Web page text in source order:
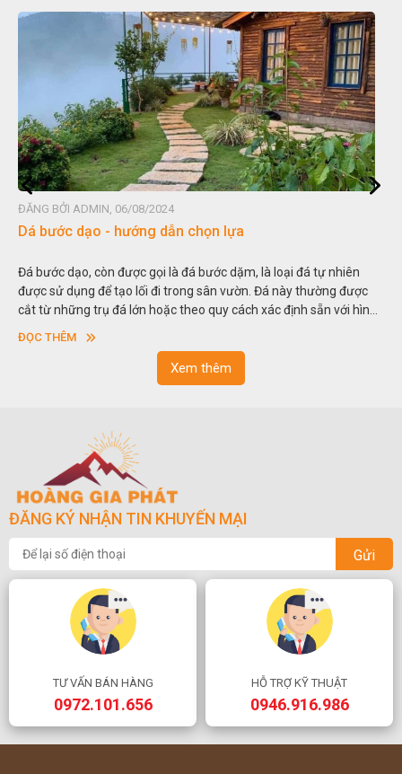
ĐĂNG BỞI ADMIN, 06/08/2024
Dá bước dạo - hướng dẫn chọn lựa
Đá bước dạo, còn được gọi là đá bước dặm, là loại đá tự nhiên
được sử dụng để tạo lối đi trong sân vườn. Đá này thường được
cắt từ những trụ đá lớn hoặc theo quy cách xác định sẵn với hình
vuông hoặc hình chữ nhật và có độ dày khác nhau.
ĐỌC THÊM
Xem thêm
ĐĂNG KÝ NHẬN TIN KHUYẾN MẠI
Gửi
TƯ VẤN BÁN HÀNG
0972.101.656
HỖ TRỢ KỸ THUẬT
0946.916.986